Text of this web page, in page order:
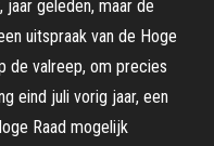
geleden, maar de
uitspraak van de Hoge
de valreep, om precies
eind juli vorig jaar, een
Raad mogelijk